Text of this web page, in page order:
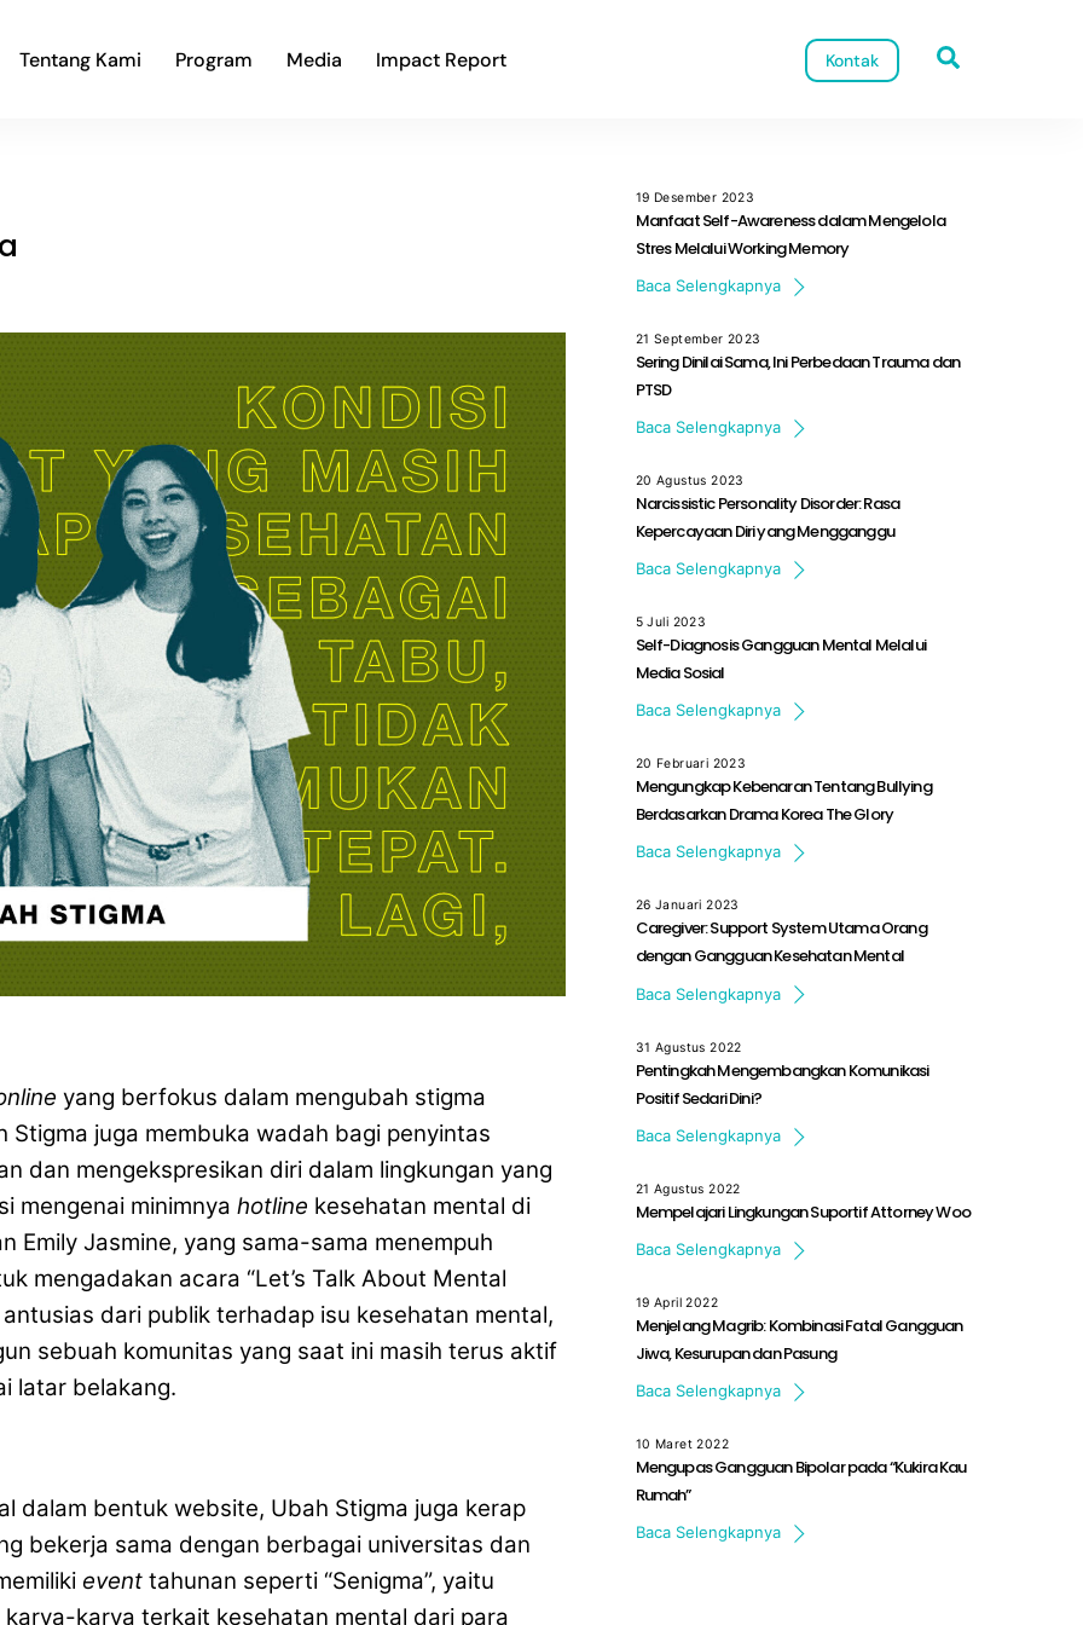
Tentang Kami Program Media Impact Report Kontak
yang berfokus dalam mengubah stigma
juga membuka wadah bagi penyintas
dan mengekspresikan diri dalam lingkungan yang
mengenai minimnya hotline kesehatan mental di
Emily Jasmine, yang sama-sama menempuh
mengadakan acara “Let’s Talk About Mental
dari publik terhadap isu kesehatan mental,
sebuah komunitas yang saat ini masih terus aktif
latar belakang.
dalam bentuk website, Ubah Stigma juga kerap
bekerja sama dengan berbagai universitas dan
event tahunan seperti “Senigma”, yaitu
karya terkait kesehatan mental dari para
19 Desember 2023
Manfaat Self-Awareness dalam Mengelola
Stres Melalui Working Memory
Dalam perjalanan hidup yang penuh […]
Baca Selengkapnya
21 September 2023
Sering Dinilai Sama, Ini Perbedaan Trauma dan
PTSD
Kamu pernah mendengar bahwa pengalaman […]
Baca Selengkapnya
20 Agustus 2023
Narcissistic Personality Disorder: Rasa
Kepercayaan Diri yang Mengganggu
Apa itu Narcissistic Personality Disorder (NPD)? […]
Baca Selengkapnya
5 Juli 2023
Self-Diagnosis Gangguan Mental Melalui
Media Sosial
Jumlah anak-anak dan remaja yang […]
Baca Selengkapnya
20 Februari 2023
Mengungkap Kebenaran Tentang Bullying
Berdasarkan Drama Korea The Glory
TRIGGER WARNING: ARTIKEL INI MENGANDUNG […]
Baca Selengkapnya
26 Januari 2023
Caregiver: Support System Utama Orang
dengan Gangguan Kesehatan Mental
Penanganan gangguan kesehatan mental terus […]
Baca Selengkapnya
31 Agustus 2022
Pentingkah Mengembangkan Komunikasi
Positif Sedari Dini?
Komunikasi berlangsung secara dua arah. […]
Baca Selengkapnya
21 Agustus 2022
Mempelajari Lingkungan Suportif Attorney Woo
Extraordinary Attorney Woo merupakan serial […]
Baca Selengkapnya
19 April 2022
Menjelang Magrib: Kombinasi Fatal Gangguan
Jiwa, Kesurupan dan Pasung
Film ‘Menjelang Magrib’ merupakan produksi […]
Baca Selengkapnya
10 Maret 2022
Mengupas Gangguan Bipolar pada “Kukira Kau
Rumah”
Film “Kukira Kau Rumah” yang […]
Baca Selengkapnya